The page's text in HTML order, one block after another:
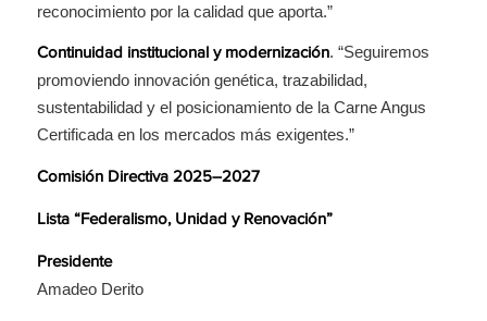
reconocimiento por la calidad que aporta.”
Continuidad institucional y modernización. “Seguiremos
promoviendo innovación genética, trazabilidad,
sustentabilidad y el posicionamiento de la Carne Angus
Certificada en los mercados más exigentes.”
Comisión Directiva 2025–2027
Lista “Federalismo, Unidad y Renovación”
Presidente
Amadeo Derito